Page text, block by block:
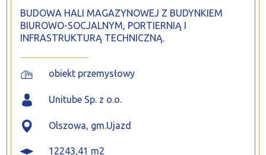
BUDOWA HALI MAGAZYNOWEJ Z BUDYNKIEM
BIUROWO-SOCJALNYM, PORTIERNIĄ I
INFRASTRUKTURĄ TECHNICZNĄ.
obiekt przemysłowy
Unitube Sp. z o.o.
Olszowa, gm.Ujazd
12243,41 m2